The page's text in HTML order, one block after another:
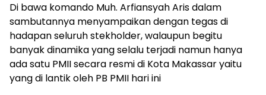
Di bawa komando Muh. Arfiansyah Aris dalam
sambutannya menyampaikan dengan tegas di
hadapan seluruh stekholder, walaupun begitu
banyak dinamika yang selalu terjadi namun hanya
ada satu PMII secara resmi di Kota Makassar yaitu
yang di lantik oleh PB PMII hari ini